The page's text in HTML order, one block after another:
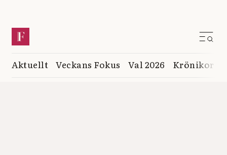
Aktuellt Veckans Fokus Val 2026 Krönikor